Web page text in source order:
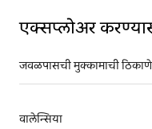
एक्सप्लोअर
जवळपासची मुक्कामाची ठिकाणे
वालेन्सिया